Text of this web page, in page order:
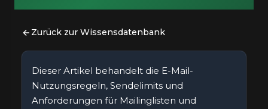
Zurück zur Wissensdatenbank
Dieser Artikel behandelt die E-Mail-
Nutzungsregeln, Sendelimits und
Anforderungen für Mailinglisten und